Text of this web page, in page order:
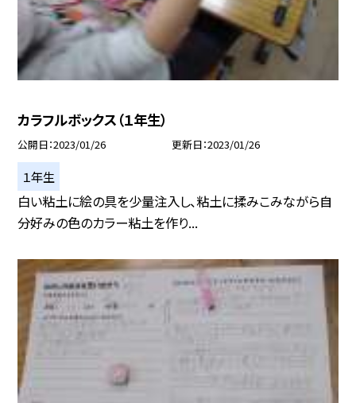
カラフルボックス（１年生）
公開日 2023/01/26 更新日 2023/01/26
１年生
白い粘土に絵の具を少量注入し、粘土に揉みこみながら自
分好みの色のカラー粘土を作り...